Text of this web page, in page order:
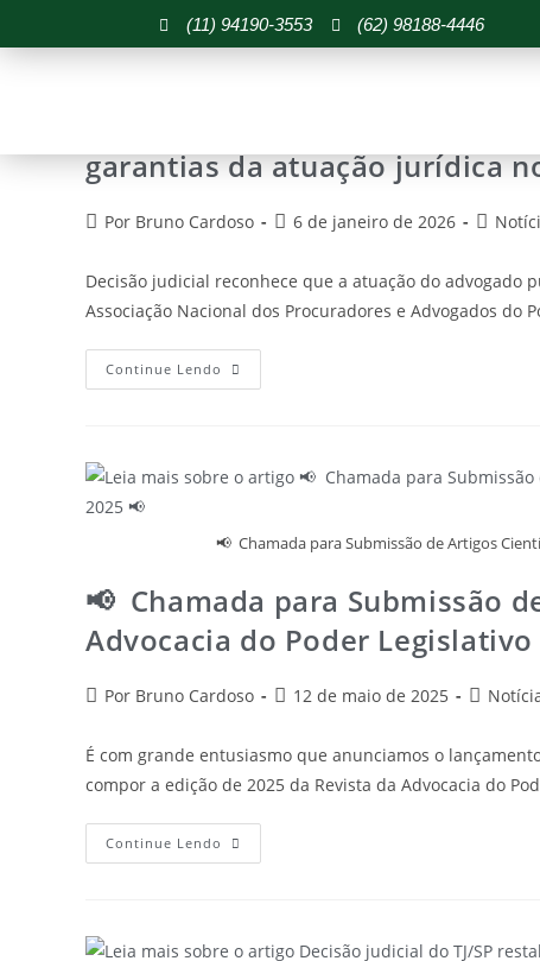
(11) 94190-3553 (62) 98188-4446
garantias da atuação jurídica
Por Bruno Cardoso 6 de janeiro de 2026
Decisão judicial reconhece que a atuação do
Associação Nacional dos Procuradores e Advogados do
Continue Lendo
📢 Chamada para Submissão de Artigos
📢 Chamada para Submissão
Advocacia do Poder Legislativo
Por Bruno Cardoso 12 de maio de 2025
É com grande entusiasmo que anunciamos o
compor a edição de 2025 da Revista da Advocacia do
Continue Lendo